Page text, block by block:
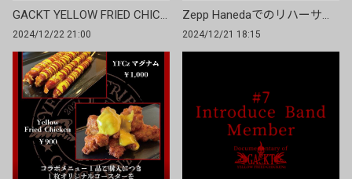
GACKT YELLOW FRIED CHICKENz Documentary #8「BAND Rehearsal」
2024/12/22 21:00
Zepp Hanedaでのリハーサル見学、オークション開催のお知らせ
2024/12/21 18:15